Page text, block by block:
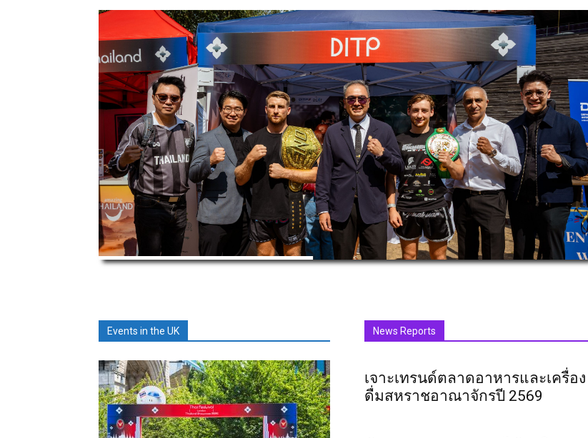
Trade
London
Events in the UK News Reports
เจาะเทรนด์ตลาดอาหารและเครื่อง
ดื่มสหราชอาณาจักรปี 2569